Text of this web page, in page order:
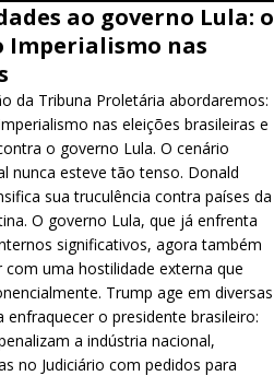
ao governo Lula: o
Imperialismo nas
da Tribuna Proletária abordaremos:
nas eleições brasileiras e
o governo Lula. O cenário
nunca esteve tão tenso. Donald
sua truculência contra países da
O governo Lula, que já enfrenta
significativos, agora também
com uma hostilidade externa que
Trump age em diversas
enfraquecer o presidente brasileiro:
a indústria nacional,
no Judiciário com pedidos para